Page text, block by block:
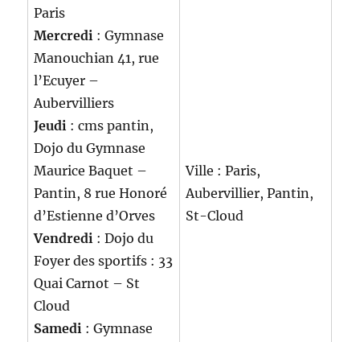
Paris
Mercredi : Gymnase
Manouchian 41, rue
l’Ecuyer –
Aubervilliers
Jeudi : cms pantin,
Dojo du Gymnase
Maurice Baquet –
Pantin, 8 rue Honoré
d’Estienne d’Orves
Vendredi : Dojo du
Foyer des sportifs : 33
Quai Carnot – St
Cloud
Samedi : Gymnase
Ville : Paris,
Aubervillier, Pantin,
St-Cloud